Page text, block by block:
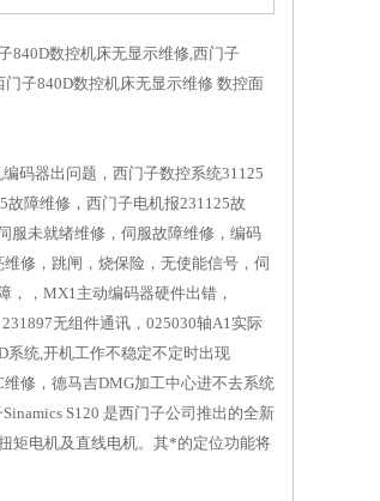
840D数控机床无显示维修,西门子
子840D数控机床无显示维修 数控面
码器出问题，西门子数控系统31125
障维修，西门子电机报231125故
服未就绪维修，伺服故障维修，编码
修，跳闸，烧保险，无使能信号，伺
，，MX1主动编码器硬件出错，
无组件通讯，025030轴A1实际
系统,开机工作不稳定不定时出现
修，德马吉DMG加工中心进不去系统
S120 是西门子公司推出的全新
矩电机及直线电机。其*的定位功能将